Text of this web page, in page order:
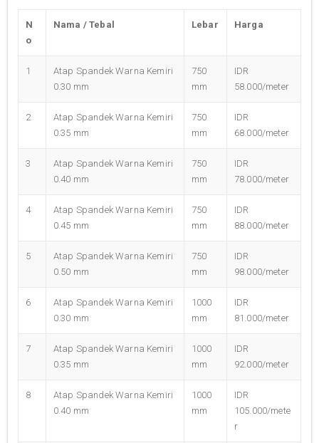
N
o
Nama / Tebal Lebar Harga
1
Atap Spandek Warna Kemiri
0.30 mm
750
mm
IDR
58.000/meter
2
Atap Spandek Warna Kemiri
0.35 mm
750
mm
IDR
68.000/meter
3
Atap Spandek Warna Kemiri
0.40 mm
750
mm
IDR
78.000/meter
4
Atap Spandek Warna Kemiri
0.45 mm
750
mm
IDR
88.000/meter
5
Atap Spandek Warna Kemiri
0.50 mm
750
mm
IDR
98.000/meter
6
Atap Spandek Warna Kemiri
0.30 mm
1000
mm
IDR
81.000/meter
7
Atap Spandek Warna Kemiri
0.35 mm
1000
mm
IDR
92.000/meter
8
Atap Spandek Warna Kemiri
0.40 mm
1000
mm
IDR
105.000/mete
r